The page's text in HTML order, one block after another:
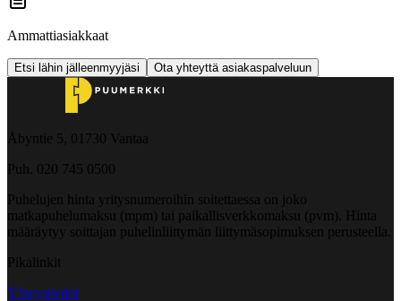
Ammattiasiakkaat
Etsi lähin jälleenmyyjäsi Ota yhteyttä asiakaspalveluun
Åbyntie 5, 01730 Vantaa
Puh. 020 745 0500
Puhelujen hinta yritysnumeroihin soitettaessa on joko
matkapuhelumaksu (mpm) tai paikallisverkkomaksu (pvm). Hinta
määräytyy soittajan puhelinliittymän liittymäsopimuksen perusteella.
Pikalinkit
Yhteystiedot